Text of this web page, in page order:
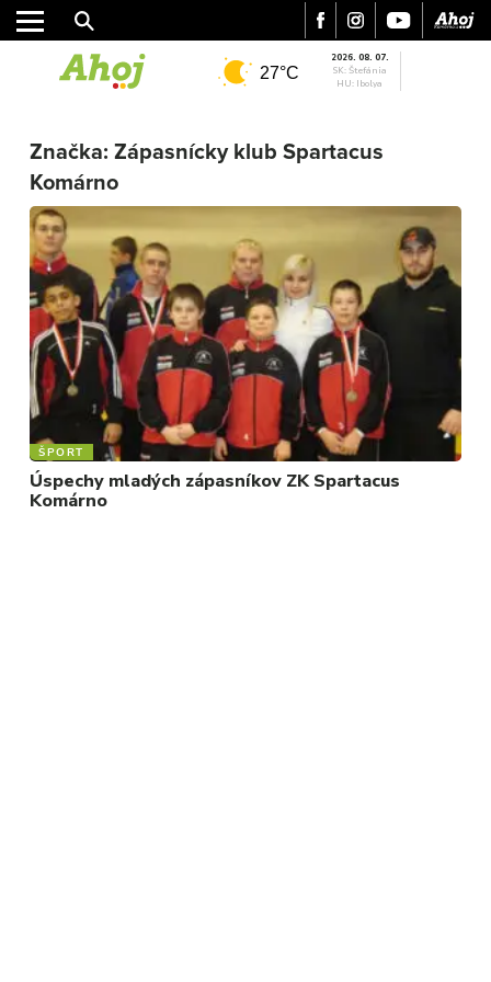
MESTO
ŠPORT
KULTÚRA
FOTKY
VIDEO
MIX
27°C
2026. 08. 07.
SK: Štefánia
HU: Ibolya
Značka: Zápasnícky klub Spartacus
Komárno
ŠPORT
Úspechy mladých zápasníkov ZK Spartacus
Komárno